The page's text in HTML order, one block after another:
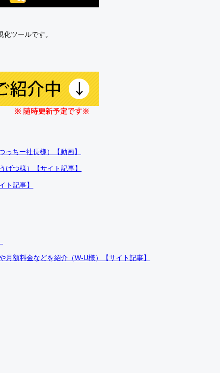
ツールです。
ちー社長様）【動画】
げつ様）【サイト記事】
ト記事】
額料金などを紹介（W-U様）【サイト記事】